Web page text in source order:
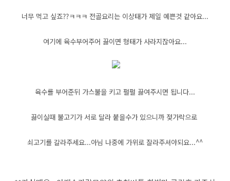
너무 먹고 싶죠??ㅋㅋㅋ 전골요리는 이상태가 제일 예쁜것 같아요...
여기에 육수부어주어 끓이면 형태가 사라지잖아요...
육수를 부어준뒤 가스불을 키고 펄펄 끓여주시면 됩니다...
끓이실때 불고기가 서로 달라 붙을수가 있으니까 젖가락으로
쇠고기를 갈라주세요...아님 나중에 가위로 잘라주셔야되요...^^